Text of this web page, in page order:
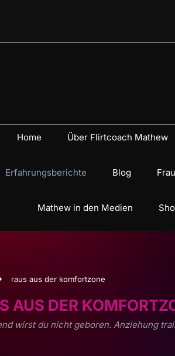
Home Über Flirtcoach Mathew
Erfahrungsberichte Blog
Mathew in den Medien
raus aus der komfortzone
AUS DER
wirst du nicht geboren. Anziehung